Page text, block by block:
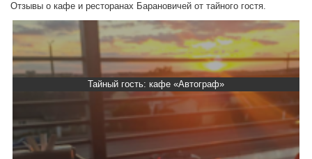
Отзывы о кафе и ресторанах Барановичей от тайного гостя.
Тайный гость: кафе «Автограф»